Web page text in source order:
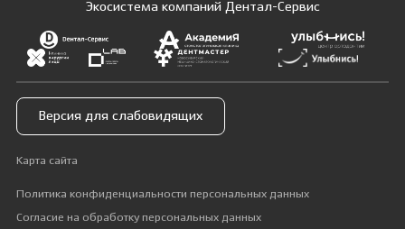
Экосистема компаний Дентал-Сервис
Версия для слабовидящих
Карта сайта
Политика конфиденциальности персональных данных
Согласие на обработку персональных данных